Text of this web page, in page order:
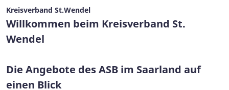
Kreisverband St.Wendel
Willkommen beim Kreisverband St.
Wendel
Die Angebote des ASB im Saarland auf
einen Blick